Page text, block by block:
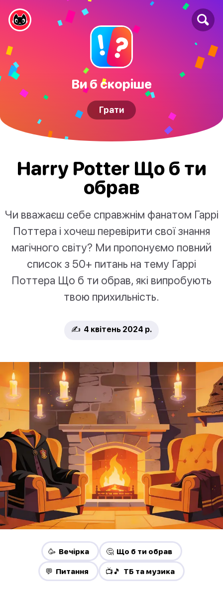
Ви б скоріше
Грати
Harry Potter Що б ти
обрав
Чи вважаєш себе справжнім фанатом Гаррі
Поттера і хочеш перевірити свої знання
магічного світу? Ми пропонуємо повний
список з 50+ питань на тему Гаррі
Поттера Що б ти обрав, які випробують
твою прихильність.
✍️ 4 квітень 2024 р.
🥳 Вечірка 🤔 Що б ти обрав
💬 Питання 📺🎵 ТБ та музика